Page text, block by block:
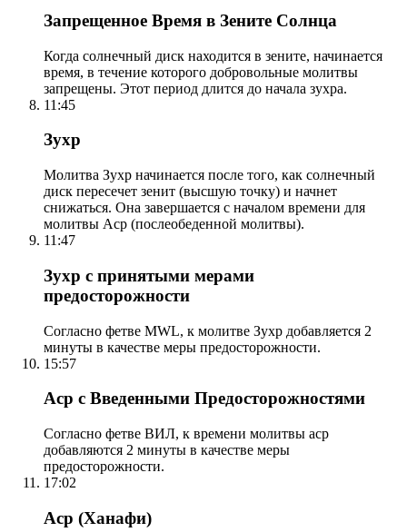
Запрещенное Время в Зените Солнца
Когда солнечный диск находится в зените, начинается
время, в течение которого добровольные молитвы
запрещены. Этот период длится до начала зухра.
11:45
Зухр
Молитва Зухр начинается после того, как солнечный
диск пересечет зенит (высшую точку) и начнет
снижаться. Она завершается с началом времени для
молитвы Аср (послеобеденной молитвы).
11:47
Зухр с принятыми мерами
предосторожности
Согласно фетве MWL, к молитве Зухр добавляется 2
минуты в качестве меры предосторожности.
15:57
Аср с Введенными Предосторожностями
Согласно фетве ВИЛ, к времени молитвы аср
добавляются 2 минуты в качестве меры
предосторожности.
17:02
Аср (Ханафи)